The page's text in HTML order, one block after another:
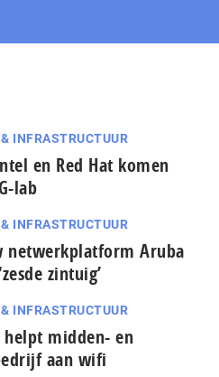
INFRASTRUCTUUR
en Red Hat komen
lab
INFRASTRUCTUUR
netwerkplatform Aruba
zintuig’
INFRASTRUCTUUR
helpt midden- en
aan wifi